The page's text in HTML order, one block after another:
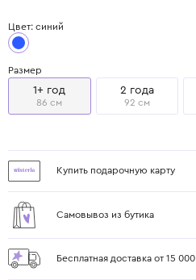
Цвет: синий
Размер
1+ год
86 см
2 года
92 см
Купить подарочную карту
Самовывоз из бутика
Бесплатная доставка от 15